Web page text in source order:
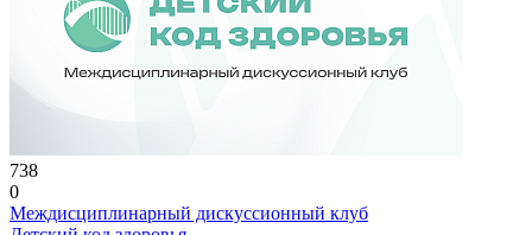
738
0
Междисциплинарный дискуссионный клуб